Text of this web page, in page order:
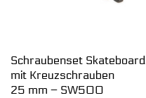
Schraubenset Skateboard
mit Kreuzschrauben
25 mm – SW500